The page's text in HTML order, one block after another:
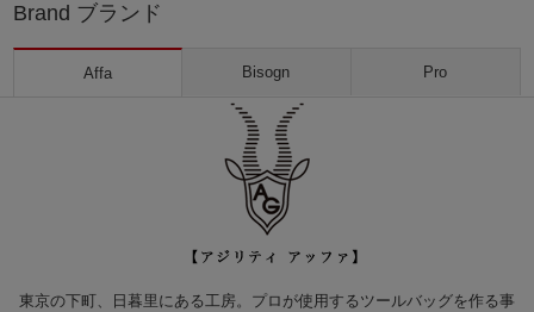
Brand ブランド
Affa Bisogn Pro
東京の下町、日暮里にある工房。プロが使用するツールバッグを作る事